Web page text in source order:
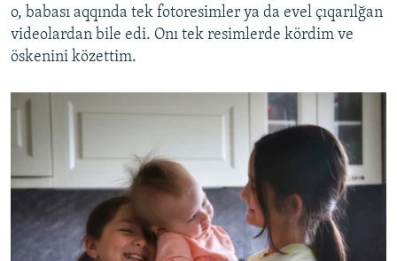
o, babası aqqında tek fotoresimler ya da evel çıqarılğan
videolardan bile edi. Onı tek resimlerde kördim ve
öskenini közettim.